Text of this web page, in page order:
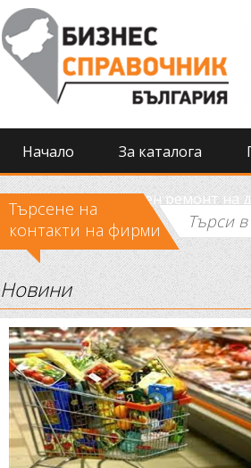
Начало За каталога
Извършиха спешен ремонт на
Търсене на
контакти на фирми
Новини